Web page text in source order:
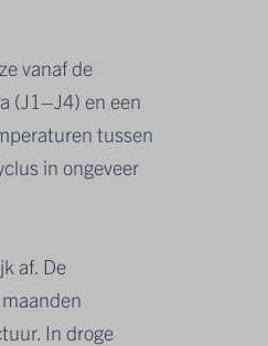
vanaf de
(J1–J4) en een
tussen
in ongeveer
af. De
In droge